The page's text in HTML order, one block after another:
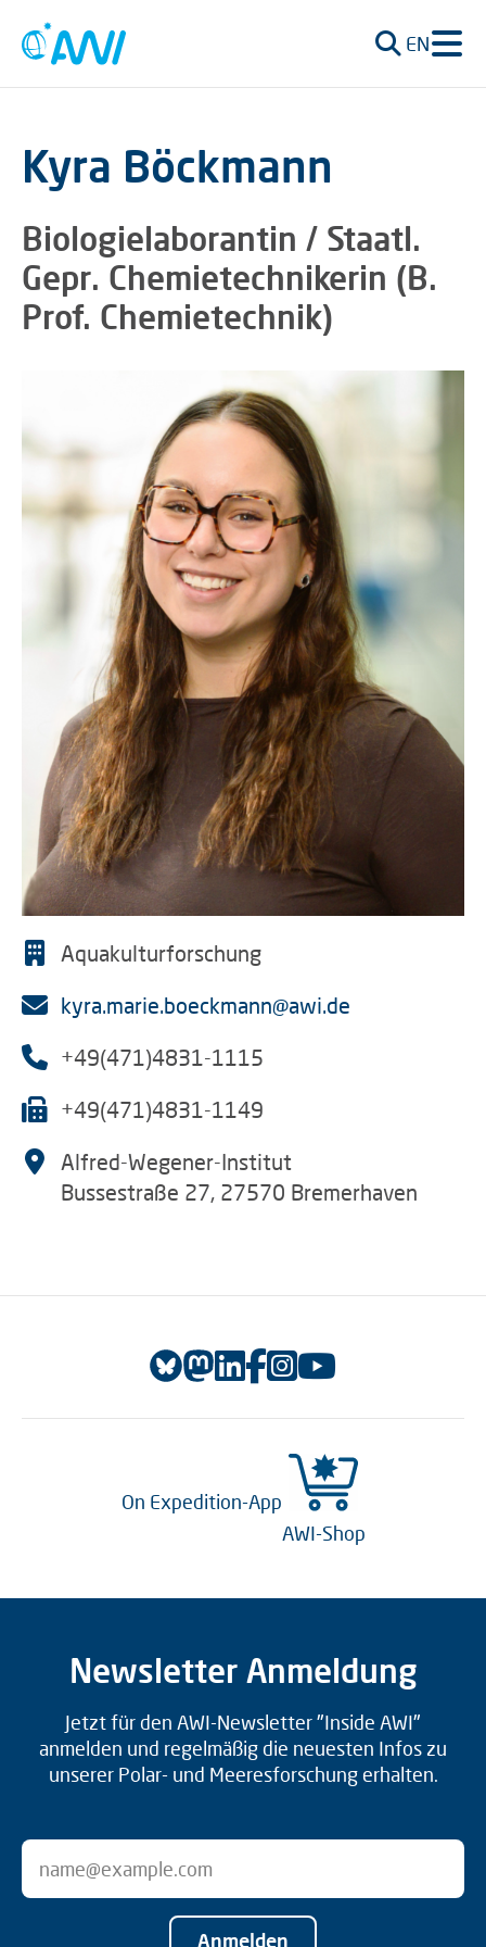
EN
Kyra Böckmann
Biologielaborantin / Staatl.
Gepr. Chemietechnikerin (B.
Prof. Chemietechnik)
Aquakulturforschung
kyra.marie.boeckmann@awi.de
+49(471)4831-1115
+49(471)4831-1149
Alfred-Wegener-Institut
Bussestraße 27, 27570 Bremerhaven
On Expedition-App
AWI-Shop
Newsletter Anmeldung
Jetzt für den AWI-Newsletter "Inside AWI"
anmelden und regelmäßig die neuesten Infos zu
unserer Polar- und Meeresforschung erhalten.
Anmelden